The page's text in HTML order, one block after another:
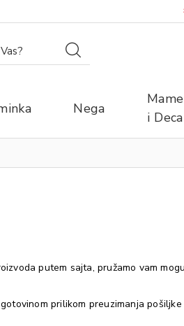
Nega
Mame
i Deca
putem sajta, pružamo vam
prilikom preuzimanja pošiljke